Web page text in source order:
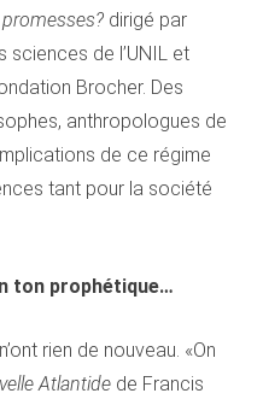
dirigé par
de l’UNIL et
Brocher. Des
anthropologues de
de ce régime
tant pour la société
ton prophétique…
rien de nouveau. «On
Atlantide de Francis